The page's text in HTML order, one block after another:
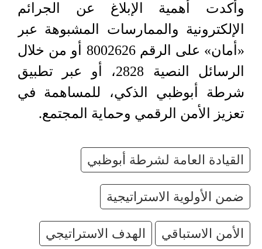
وأكدت أهمية الإبلاغ عن الجرائم
الإلكترونية والممارسات المشبوهة عبر
«أمان» على الرقم 8002626 أو من خلال
الرسائل النصية 2828، أو عبر تطبيق
شرطة أبوظبي الذكي، للمساهمة في
تعزيز الأمن الرقمي وحماية المجتمع.
القيادة العامة لشرطة أبوظبي
ضمن الأولوية الاستراتيجية
الأمن الاستباقي الهدف الاستراتيجي